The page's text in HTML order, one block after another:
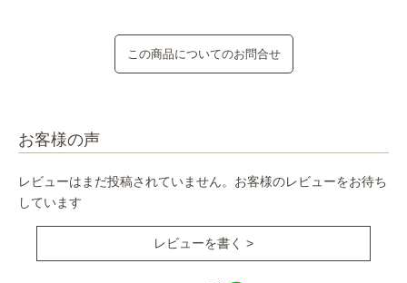
この商品についてのお問合せ
お客様の声
レビューはまだ投稿されていません。お客様のレビューをお待ち
しています
レビューを書く >